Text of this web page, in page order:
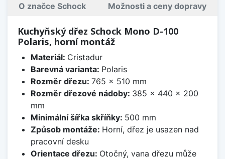
O značce Schock Možnosti a ceny dopravy
Kuchyňský dřez Schock Mono D-100
Polaris, horní montáž
Materiál: Cristadur
Barevná varianta: Polaris
Rozměr dřezu: 765 x 510 mm
Rozměr dřezové nádoby: 385 x 440 x 200
mm
Minimální šířka skříňky: 500 mm
Způsob montáže: Horní, dřez je usazen nad
pracovní desku
Orientace dřezu: Otočný, vana dřezu může